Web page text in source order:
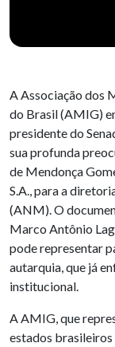
A Associação dos
do Brasil (AMIG)
presidente do
sua profunda
de Mendonça
S.A., para a
(ANM). O
Marco Antônio
pode representar
autarquia, que já
institucional.
A AMIG, que
estados brasileiros